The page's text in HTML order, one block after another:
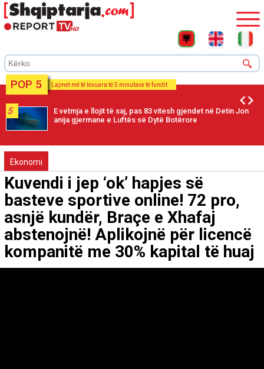
POP 5 Lajmet më të lexuara të 5 minutave të fundit
5
E vetmja e llojit të saj, pas 83 vitesh gjendet në Detin Jon
anija gjermane e Luftës së Dytë Botërore
Ekonomi
Kuvendi i jep ‘ok’ hapjes së
basteve sportive online! 72 pro,
asnjë kundër, Braçe e Xhafaj
abstenojnë! Aplikojnë për licencë
kompanitë me 30% kapital të huaj